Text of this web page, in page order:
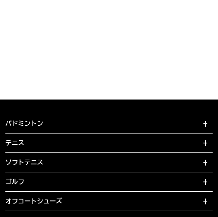
バドミントン
テニス
ソフトテニス
ゴルフ
オフコートシューズ